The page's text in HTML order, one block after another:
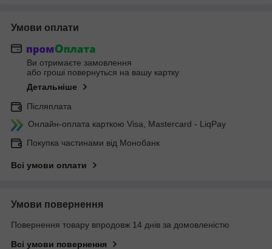
Умови оплати
Ви отримаєте замовлення
або гроші повернуться на вашу картку
Детальніше
Післяплата
Онлайн-оплата карткою Visa, Mastercard - LiqPay
Покупка частинами від Монобанк
Всі умови оплати
Умови повернення
Повернення товару впродовж 14 днів за домовленістю
Всі умови повернення